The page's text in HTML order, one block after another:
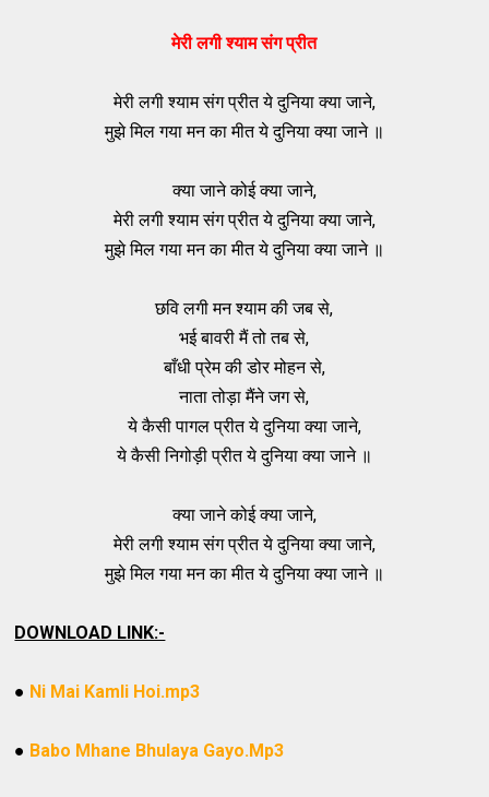
मेरी लगी श्याम संग प्रीत
मेरी लगी श्याम संग प्रीत ये दुनिया क्या जाने,
मुझे मिल गया मन का मीत ये दुनिया क्या जाने ॥
क्या जाने कोई क्या जाने,
मेरी लगी श्याम संग प्रीत ये दुनिया क्या जाने,
मुझे मिल गया मन का मीत ये दुनिया क्या जाने ॥
छवि लगी मन श्याम की जब से,
भई बावरी मैं तो तब से,
बाँधी प्रेम की डोर मोहन से,
नाता तोड़ा मैंने जग से,
ये कैसी पागल प्रीत ये दुनिया क्या जाने,
ये कैसी निगोड़ी प्रीत ये दुनिया क्या जाने ॥
क्या जाने कोई क्या जाने,
मेरी लगी श्याम संग प्रीत ये दुनिया क्या जाने,
मुझे मिल गया मन का मीत ये दुनिया क्या जाने ॥
DOWNLOAD LINK:-
● Ni Mai Kamli Hoi.mp3
● Babo Mhane Bhulaya Gayo.Mp3